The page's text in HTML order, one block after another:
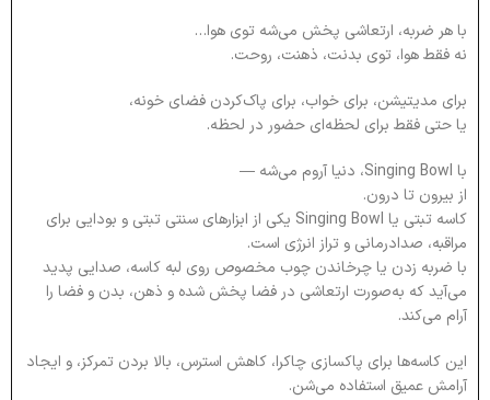
با هر ضربه، ارتعاشی پخش می‌شه توی هوا…
نه فقط هوا، توی بدنت، ذهنت، روحت.
برای مدیتیشن، برای خواب، برای پاک‌کردن فضای خونه،
یا حتی فقط برای لحظه‌ای حضور در لحظه.
با Singing Bowl، دنیا آروم می‌شه —
از بیرون تا درون.
کاسه تبتی یا Singing Bowl یکی از ابزارهای سنتی تبتی و بودایی برای
مراقبه، صدا‌درمانی و تراز انرژی است.
با ضربه زدن یا چرخاندن چوب مخصوص روی لبه کاسه، صدایی پدید
می‌آید که به‌صورت ارتعاشی در فضا پخش شده و ذهن، بدن و فضا را
آرام می‌کند.
این کاسه‌ها برای پاکسازی چاکرا، کاهش استرس، بالا بردن تمرکز، و ایجاد
آرامش عمیق استفاده می‌شن.